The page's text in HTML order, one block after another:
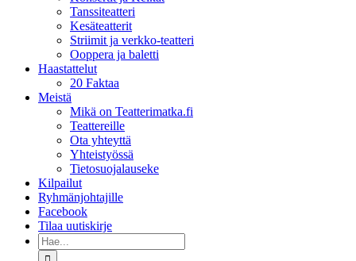
Tanssiteatteri
Kesäteatterit
Striimit ja verkko-teatteri
Ooppera ja baletti
Haastattelut
20 Faktaa
Meistä
Mikä on Teatterimatka.fi
Teattereille
Ota yhteyttä
Yhteistyössä
Tietosuojalauseke
Kilpailut
Ryhmänjohtajille
Facebook
Tilaa uutiskirje
Etsi
...